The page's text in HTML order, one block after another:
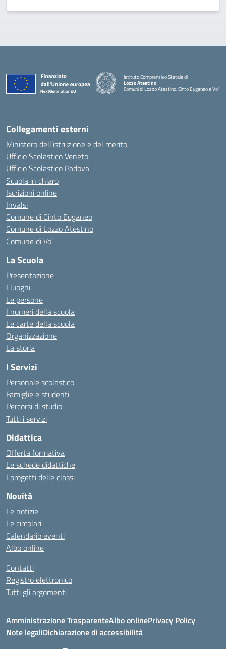
Istituto Comprensivo Statale di
Lozzo Atestino
Comuni di Lozzo Atestino, Cinto Euganeo e Vo'
— Visita la pagina iniziale della scuola
Collegamenti esterni
Ministero dell’istruzione e del merito
Ufficio Scolastico Veneto
Ufficio Scolastico Padova
Scuola in chiaro
Iscrizioni online
Invalsi
Comune di Cinto Euganeo
Comune di Lozzo Atestino
Comune di Vo’
La Scuola
Presentazione
I luoghi
Le persone
I numeri della scuola
Le carte della scuola
Organizzazione
La storia
I Servizi
Personale scolastico
Famiglie e studenti
Percorsi di studio
Tutti i servizi
Didattica
Offerta formativa
Le schede didattiche
I progetti delle classi
Novità
Le notizie
Le circolari
Calendario eventi
Albo online
Contatti
Registro elettronico
Tutti gli argomenti
Amministrazione TrasparenteAlbo onlinePrivacy Policy
Note legaliDichiarazione di accessibilità